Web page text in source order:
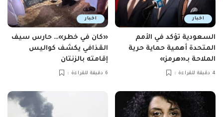
اخبار
السعودية تؤكد في الأمم
المتحدة أهمية حماية حرية
الملاحة بـ«هرمز»
4 دقيقة للقراءة
اخبار
«كان في خطر»… حارس سيف
القذافي يكشف كواليس
إقامته بالزنتان
6 دقيقة للقراءة